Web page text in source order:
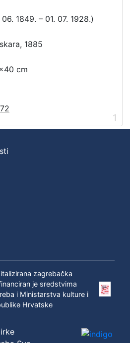
1849. – 01. 07. 1928.)
1885
cm
1
zagrebačka
je sredstvima
i Ministarstva kulture i
Hrvatske